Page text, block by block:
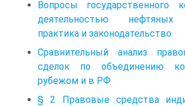
Вопросы государственного
деятельностью нефтяных
практика и законодательство
Сравнительный анализ
сделок по объединению
рубежом и в РФ
§ 2 Правовые средства